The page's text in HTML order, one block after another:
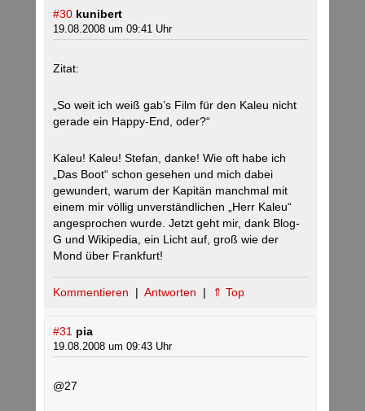
#30 kunibert
19.08.2008 um 09:41 Uhr
Zitat:
„So weit ich weiß gab’s Film für den Kaleu nicht
gerade ein Happy-End, oder?“
Kaleu! Kaleu! Stefan, danke! Wie oft habe ich
„Das Boot“ schon gesehen und mich dabei
gewundert, warum der Kapitän manchmal mit
einem mir völlig unverständlichen „Herr Kaleu“
angesprochen wurde. Jetzt geht mir, dank Blog-
G und Wikipedia, ein Licht auf, groß wie der
Mond über Frankfurt!
Kommentieren | Antworten | ⇑ Top
#31 pia
19.08.2008 um 09:43 Uhr
@27